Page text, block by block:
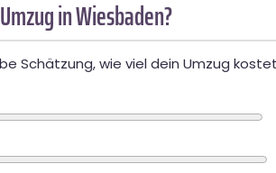
in Wiesbaden?
Schätzung, wie viel dein Umzug